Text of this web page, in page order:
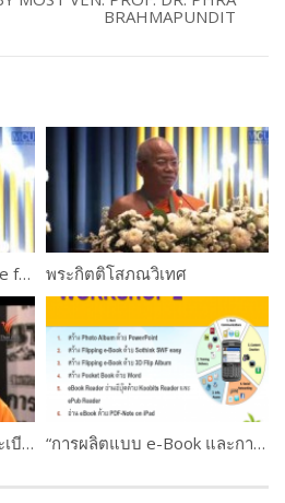
BRAHMAPUNDIT
Hongjoo Hahm : Message from H.E. Antonio Guterres, UN Secretary-General พระกิตติโสภณวิเทศ
ปฏิรูปพระพุทธศาสนา จัดระเบียบพระสงฆ์ไทย “การผลิตแบบ e-Book และการใช้งานระบบ M-Learning ” ดร.เกษม แสงนนท์ และคณะ WORKSHOP 2 PART #4